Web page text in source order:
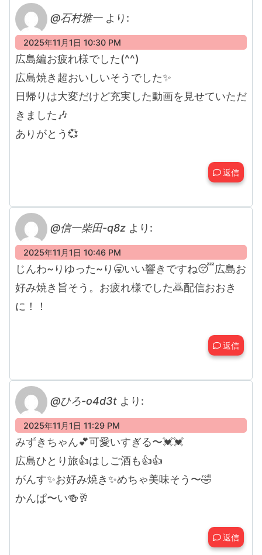
@石村雅一 より:
2025年11月1日 10:30 PM
広島編お疲れ様でした(^^)
広島焼き超おいしいそうでした✨
日帰りは大変だけど充実した動画を見せていただ
きました🎶
ありがとう💞
返信
@信一柴田-q8z より:
2025年11月1日 10:46 PM
じんわ~りゆった~り🥱いい響きですね😴広島お
好み焼き旨そう。お疲れ様でした🙇配信おおき
に！！
返信
@ひろ-o4d3t より:
2025年11月1日 11:29 PM
みずきちゃん💕可愛いすぎる〜💓💓
広島ひとり旅👍はしご酒も👍👍
がんす✨お好み焼き✨めちゃ美味そう〜🤣
かんぱ〜い🍻🥂
返信